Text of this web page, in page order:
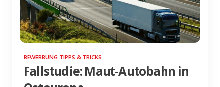
BEWERBUNG TIPPS & TRICKS
Fallstudie: Maut-Autobahn in